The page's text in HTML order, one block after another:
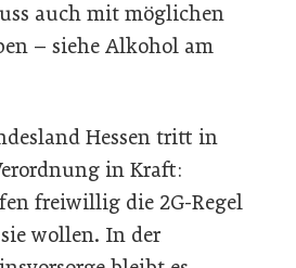
auch mit möglichen
– siehe Alkohol am
Hessen tritt in
in Kraft:
freiwillig die 2G-Regel
wollen. In der